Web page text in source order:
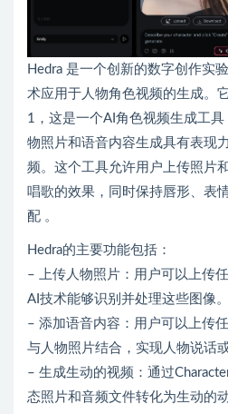
Hedra 是一个创新的数字创作实
术应用于人物角色视频的生成。
1，这是一个AI角色视频生成工
物照片和语音内容生成具有表现
频。这个工具允许用户上传照片
唱歌的效果，同时保持唇形、表
配 。
Hedra的主要功能包括：
– 上传人物照片：用户可以上传
AI技术能够识别并处理这些图像。
– 添加语音内容：用户可以上传
与人物照片结合，实现人物说话
– 生成生动的视频：通过
态照片和音频文件转化为生动的